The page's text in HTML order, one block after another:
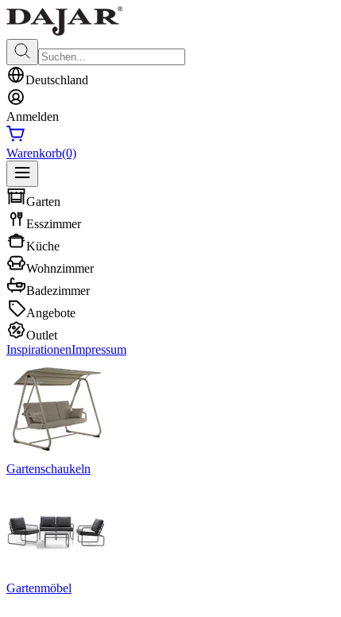
Deutschland
Anmelden
Warenkorb(0)
Garten
Esszimmer
Küche
Wohnzimmer
Badezimmer
Angebote
Outlet
InspirationenImpressum
Gartenschaukeln
Gartenmöbel